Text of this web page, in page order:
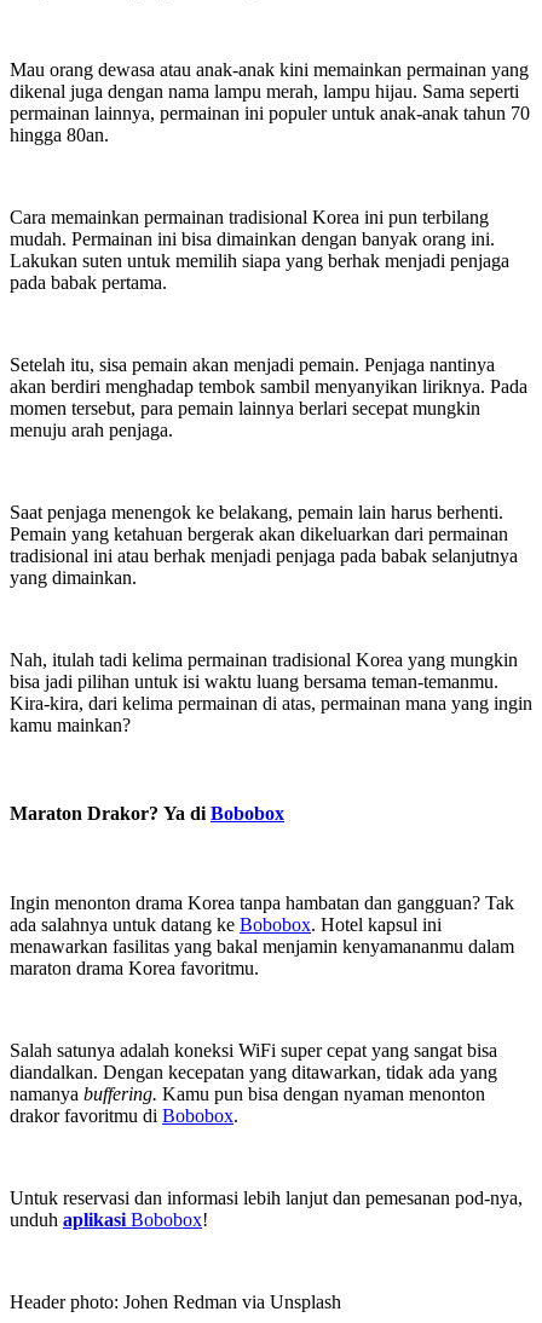
Mau orang dewasa atau anak-anak kini memainkan permainan yang
dikenal juga dengan nama lampu merah, lampu hijau. Sama seperti
permainan lainnya, permainan ini populer untuk anak-anak tahun 70
hingga 80an.
Cara memainkan permainan tradisional Korea ini pun terbilang
mudah. Permainan ini bisa dimainkan dengan banyak orang ini.
Lakukan suten untuk memilih siapa yang berhak menjadi penjaga
pada babak pertama.
Setelah itu, sisa pemain akan menjadi pemain. Penjaga nantinya
akan berdiri menghadap tembok sambil menyanyikan liriknya. Pada
momen tersebut, para pemain lainnya berlari secepat mungkin
menuju arah penjaga.
Saat penjaga menengok ke belakang, pemain lain harus berhenti.
Pemain yang ketahuan bergerak akan dikeluarkan dari permainan
tradisional ini atau berhak menjadi penjaga pada babak selanjutnya
yang dimainkan.
Nah, itulah tadi kelima permainan tradisional Korea yang mungkin
bisa jadi pilihan untuk isi waktu luang bersama teman-temanmu.
Kira-kira, dari kelima permainan di atas, permainan mana yang ingin
kamu mainkan?
Maraton Drakor? Ya diBobobox
Ingin menonton drama Korea tanpa hambatan dan gangguan? Tak
ada salahnya untuk datang ke Bobobox. Hotel kapsul ini
menawarkan fasilitas yang bakal menjamin kenyamananmu dalam
maraton drama Korea favoritmu.
Salah satunya adalah koneksi WiFi super cepat yang sangat bisa
diandalkan. Dengan kecepatan yang ditawarkan, tidak ada yang
namanya buffering. Kamu pun bisa dengan nyaman menonton
drakor favoritmu di Bobobox.
Untuk reservasi dan informasi lebih lanjut dan pemesanan pod-nya,
unduh aplikasi Bobobox!
Header photo: Johen Redman via Unsplash